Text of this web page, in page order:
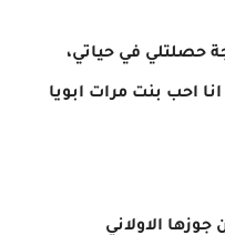
حصلتلي في حياتي،
احب بنت مرات ابويا
الاولاني